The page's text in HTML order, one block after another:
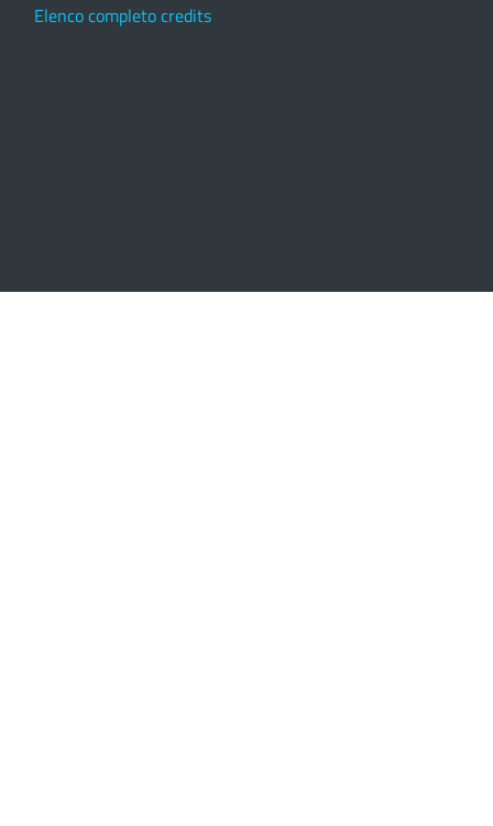
Elenco completo credits